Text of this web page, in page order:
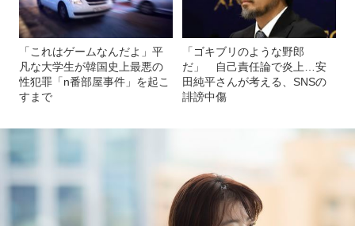
「これはゲームなんだよ」平
凡な大学生が韓国史上最悪の
性犯罪「n番部屋事件」を起こ
すまで
「ゴキブリのような野郎
だ」 自己責任論で炎上…安
田純平さんが考える、SNSの
誹謗中傷